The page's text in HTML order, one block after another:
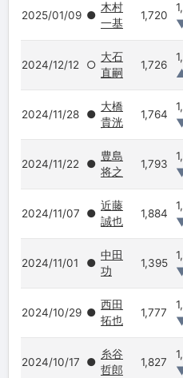
2025/01/09 ●
木村
一基
1,720
2024/12/12 ○
大石
直嗣
1,726
2024/11/28 ●
大橋
貴洸
1,764
2024/11/22 ●
豊島
将之
1,793
2024/11/07 ●
近藤
誠也
1,884
2024/11/01 ●
中田
功
1,395
2024/10/29 ●
西田
拓也
1,777
2024/10/17 ●
糸谷
哲郎
1,827